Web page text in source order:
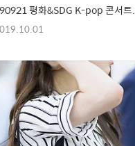
평화&SDG K-pop 콘서트.